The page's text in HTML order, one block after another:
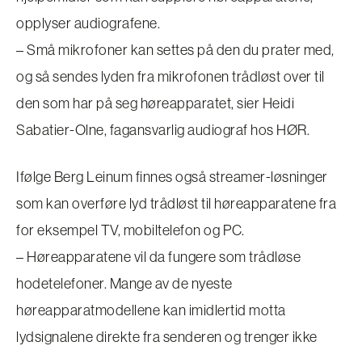
opplyser audiografene.
– Små mikrofoner kan settes på den du prater med,
og så sendes lyden fra mikrofonen trådløst over til
den som har på seg høreapparatet, sier Heidi
Sabatier-Olne, fagansvarlig audiograf hos HØR.
Ifølge Berg Leinum finnes også streamer-løsninger
som kan overføre lyd trådløst til høreapparatene fra
for eksempel TV, mobiltelefon og PC.
– Høreapparatene vil da fungere som trådløse
hodetelefoner. Mange av de nyeste
høreapparatmodellene kan imidlertid motta
lydsignalene direkte fra senderen og trenger ikke